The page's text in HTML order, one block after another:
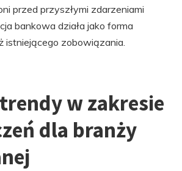
przed przyszłymi zdarzeniami
bankowa działa jako forma
istniejącego zobowiązania.
w zakresie
dla branży